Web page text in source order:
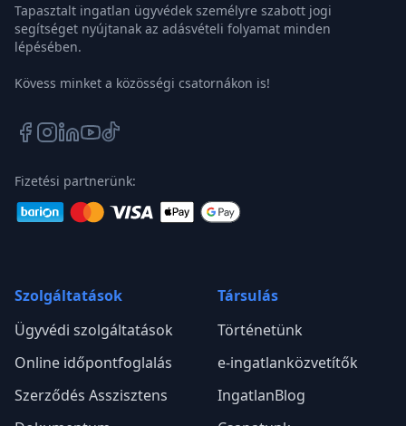
Tapasztalt ingatlan ügyvédek személyre szabott jogi
segítséget nyújtanak az adásvételi folyamat minden
lépésében.
Kövess minket a közösségi csatornákon is!
Fizetési partnerünk:
Szolgáltatások
Ügyvédi szolgáltatások
Online időpontfoglalás
Szerződés Asszisztens
Társulás
Történetünk
e-ingatlanközvetítők
IngatlanBlog